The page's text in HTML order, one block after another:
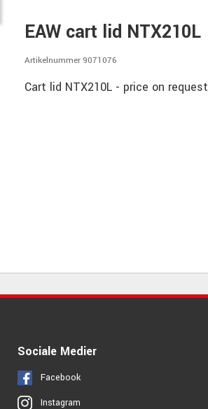
EAW cart lid NTX210L
Artikelnummer 9071076
Cart lid NTX210L - price on request
Sociale Medier
Facebook
Instagram